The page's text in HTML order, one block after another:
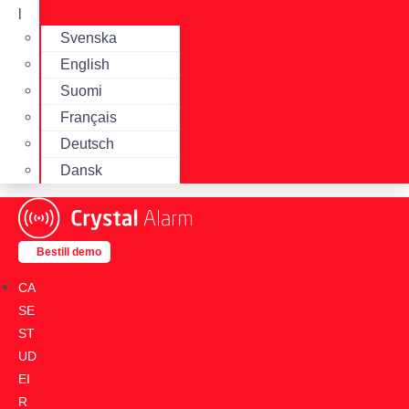
Svenska
English
Suomi
Français
Deutsch
Dansk
Bestill demo
CA
SE
ST
UD
EI
R